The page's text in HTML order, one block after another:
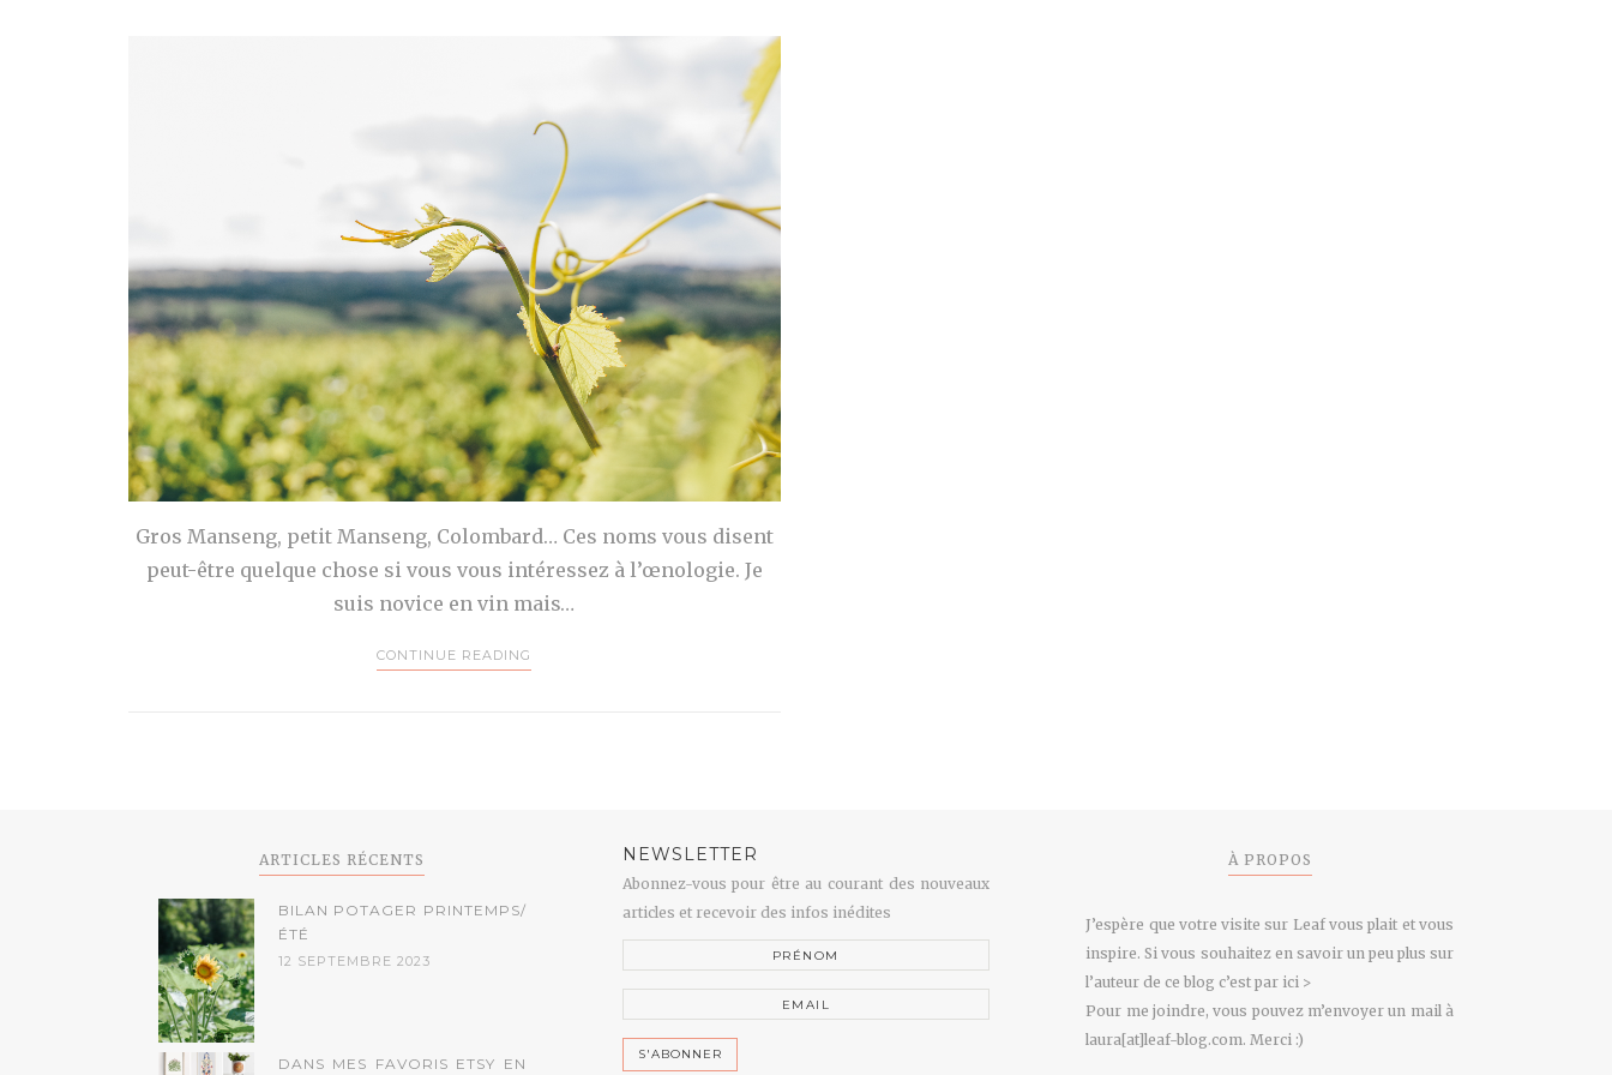
Gros Manseng, petit Manseng, Colombard… Ces noms vous disent
peut-être quelque chose si vous vous intéressez à l’œnologie. Je
suis novice en vin mais…
CONTINUE READING
ARTICLES RÉCENTS
BILAN POTAGER PRINTEMPS/
ÉTÉ
12 SEPTEMBRE 2023
DANS MES FAVORIS ETSY EN
NEWSLETTER
Abonnez-vous pour être au courant des nouveaux
articles et recevoir des infos inédites
À PROPOS
J’espère que votre visite sur Leaf vous plait et vous
inspire. Si vous souhaitez en savoir un peu plus sur
l’auteur de ce blogc’est par ici >
Pour me joindre, vous pouvez m’envoyer un mail à
laura[at]leaf-blog.com. Merci :)